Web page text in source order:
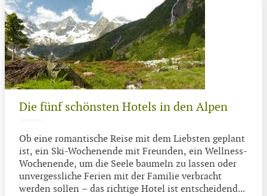
Die fünf schönsten Hotels in den Alpen
Ob eine romantische Reise mit dem Liebsten geplant
ist, ein Ski-Wochenende mit Freunden, ein Wellness-
Wochenende, um die Seele baumeln zu lassen oder
unvergessliche Ferien mit der Familie verbracht
werden sollen – das richtige Hotel ist entscheidend...